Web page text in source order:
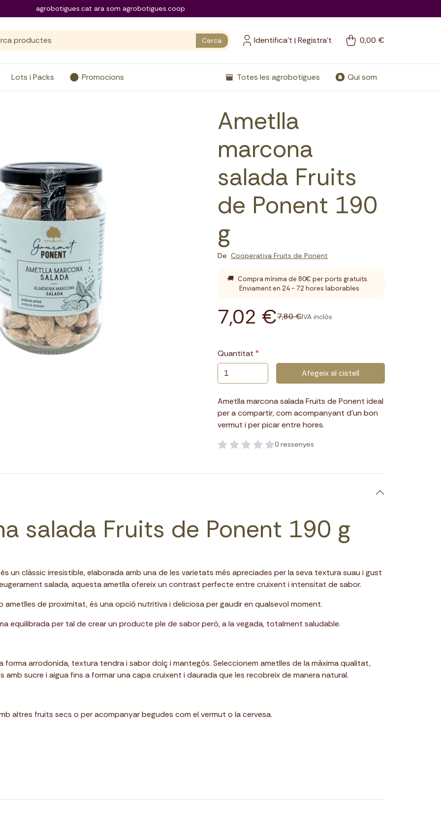
agrobotigues.cat ara som agrobotigues.coop
Cerca Identifica't | Registra't 0,00 €
Lots i Packs Promocions Totes les agrobotigues Qui som
Ametlla
marcona
salada Fruits
de Ponent 190
g
De Cooperativa Fruits de Ponent
🚚 Compra mínima de 80€ per ports gratuïts.
Enviament en 24 - 72 hores laborables.
7,02 €7,80 €IVA inclòs
Quantitat
Afegeix al cistell
Ametlla marcona salada Fruits de Ponent ideal
per a compartir, com acompanyant d’un bon
vermut i per picar entre hores.
0 ressenyes
salada Fruits de Ponent 190 g
un clàssic irresistible, elaborada amb una de les varietats més apreciades per la seva textura suau i gust
salada, aquesta ametlla ofereix un contrast perfecte entre cruixent i intensitat de sabor.
ametlles de proximitat, és una opció nutritiva i deliciosa per gaudir en qualsevol moment.
equilibrada per tal de crear un producte ple de sabor però, a la vegada, totalment saludable.
forma arrodonida, textura tendra i sabor dolç i mantegós. Seleccionem ametlles de la màxima qualitat,
sucre i aigua fins a formar una capa cruixent i daurada que les recobreix de manera natural.
altres fruits secs o per acompanyar begudes com el vermut o la cervesa.